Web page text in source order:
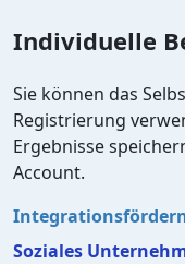
Individuelle
Sie können das
Registrierung
Ergebnisse
Account.
Soziales